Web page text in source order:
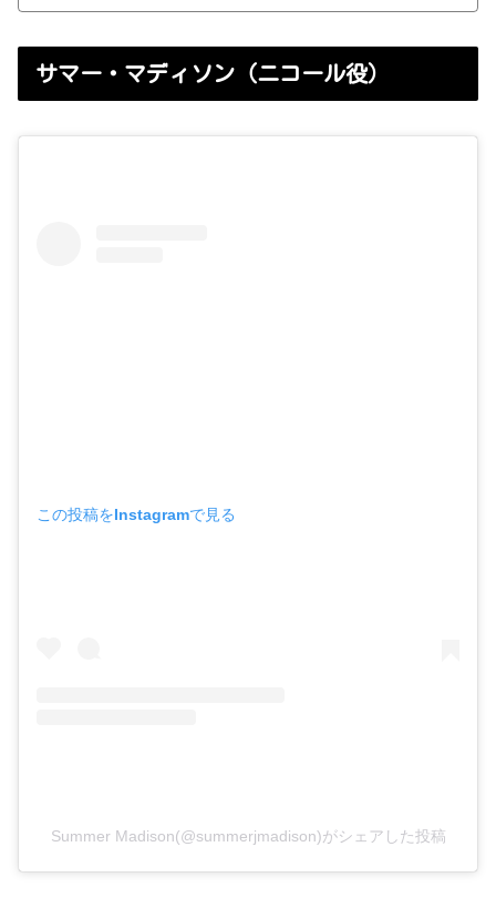
サマー・マディソン（ニコール役）
この投稿をInstagramで見る
Summer Madison(@summerjmadison)がシェアした投稿